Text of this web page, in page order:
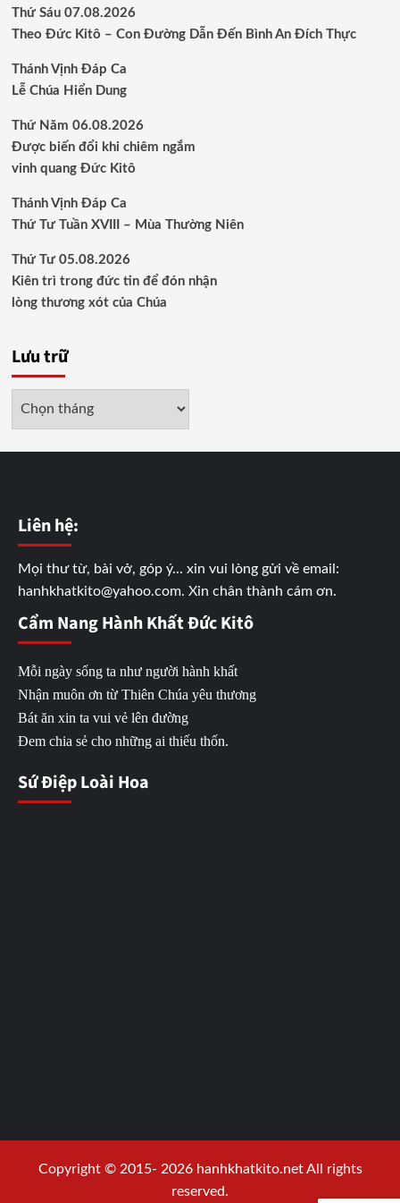
Thứ Sáu 07.08.2026
Theo Đức Kitô – Con Đường Dẫn Đến Bình An Đích Thực
Thánh Vịnh Đáp Ca
Lễ Chúa Hiển Dung
Thứ Năm 06.08.2026
Được biến đổi khi chiêm ngắm
vinh quang Đức Kitô
Thánh Vịnh Đáp Ca
Thứ Tư Tuần XVIII – Mùa Thường Niên
Thứ Tư 05.08.2026
Kiên trì trong đức tin để đón nhận
lòng thương xót của Chúa
Lưu trữ
Liên hệ:
Mọi thư từ, bài vở, góp ý... xin vui lòng gửi về email:
hanhkhatkito@yahoo.com. Xin chân thành cám ơn.
Cẩm Nang Hành Khất Đức Kitô
Mỗi ngày sống ta như người hành khất
Nhận muôn ơn từ Thiên Chúa yêu thương
Bát ăn xin ta vui vẻ lên đường
Đem chia sẻ cho những ai thiếu thốn.
Sứ Điệp Loài Hoa
Copyright © 2015- 2026 hanhkhatkito.net All rights
reserved.